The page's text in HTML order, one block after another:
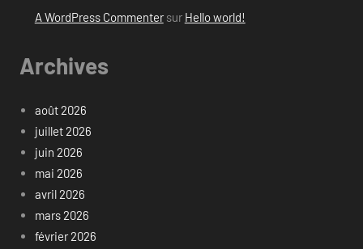
A WordPress Commentersur Hello world!
Archives
août 2026
juillet 2026
juin 2026
mai 2026
avril 2026
mars 2026
février 2026